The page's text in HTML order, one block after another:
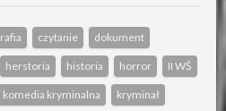
czytanie dokument
herstoria historia horror II WŚ
komedia kryminalna kryminał